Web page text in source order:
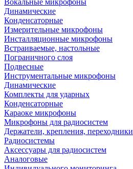
Вокальные микрофоны
Динамические
Конденсаторные
Измерительные микрофоны
Инсталляционные микрофоны
Встраиваемые, настольные
Пограничного слоя
Подвесные
Инструментальные микрофоны
Динамические
Комплекты для ударных
Конденсаторные
Караоке микрофоны
Микрофоны для радиосистем
Держатели, крепления, переходники
Радиосистемы
Аксессуары для радиосистем
Аналоговые